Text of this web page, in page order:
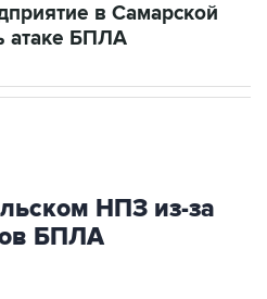
в Самарской
атаке БПЛА
НПЗ из-за
БПЛА